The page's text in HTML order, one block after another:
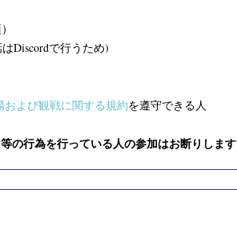
Discordで行うため)
よび観戦に関する規約を遵守できる人
の行為を行っている人の参加はお断りします